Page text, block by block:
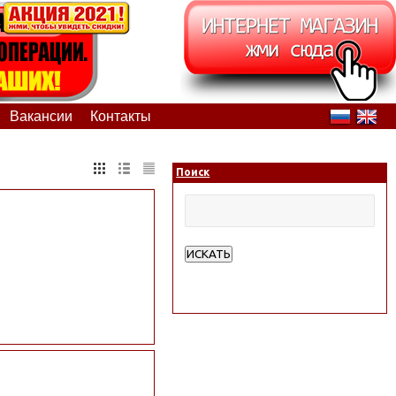
Вакансии Контакты
Поиск
ИСКАТЬ